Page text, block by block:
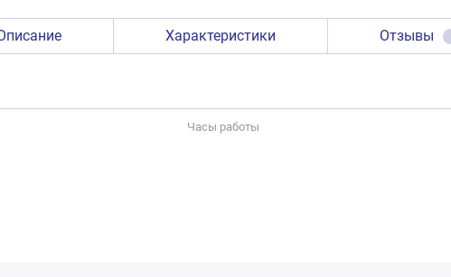
Характеристики Отзывы
Часы работы